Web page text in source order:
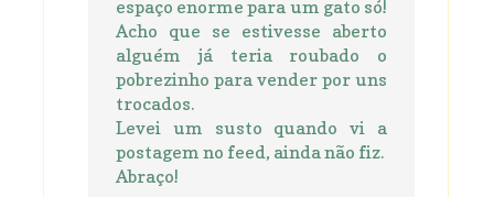
espaço enorme para um gato só!
Acho que se estivesse aberto
alguém já teria roubado o
pobrezinho para vender por uns
trocados.
Levei um susto quando vi a
postagem no feed, ainda não fiz.
Abraço!